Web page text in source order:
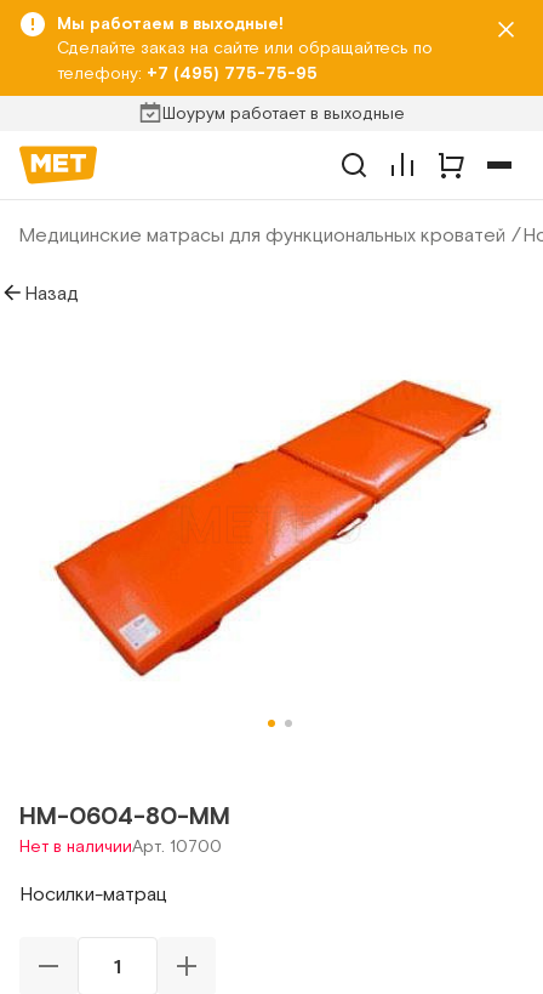
Мы работаем в выходные!
Сделайте заказ на сайте или обращайтесь по
телефону: +7 (495) 775-75-95
Шоурум работает в выходные
Медицинские матрасы для функциональных кроватей
Назад
НМ-0604-80-ММ
Нет в наличииАрт. 10700
Носилки-матрац